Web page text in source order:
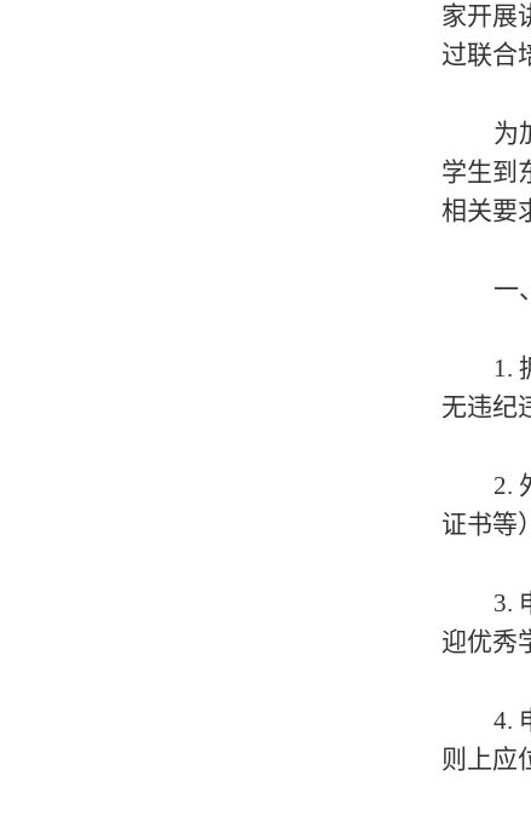
家开展
过联合
为
学生到
相关要
一
1.
无违纪
2.
证书等
3.
迎优秀
4.
则上应